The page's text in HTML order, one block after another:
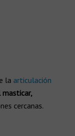
la articulación
cercanas.